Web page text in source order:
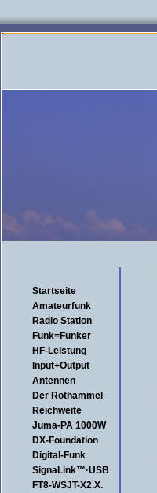
Startseite
Amateurfunk
Radio Station
Funk=Funker
HF-Leistung
Input+Output
Antennen
Der Rothammel
Reichweite
Juma-PA 1000W
DX-Foundation
Digital-Funk
SignaLink™·USB
FT8-WSJT-X2.X.